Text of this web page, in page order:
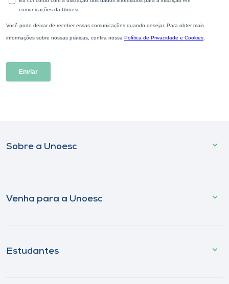
Sobre a Unoesc
Venha para a Unoesc
Estudantes